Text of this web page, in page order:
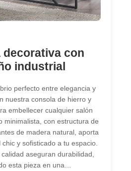
decorativa con
industrial
perfecto entre elegancia y
nuestra consola de hierro y
embellecer cualquier salón
minimalista, con estructura de
de madera natural, aporta
y sofisticado a tu espacio.
aseguran durabilidad,
esta pieza en una…